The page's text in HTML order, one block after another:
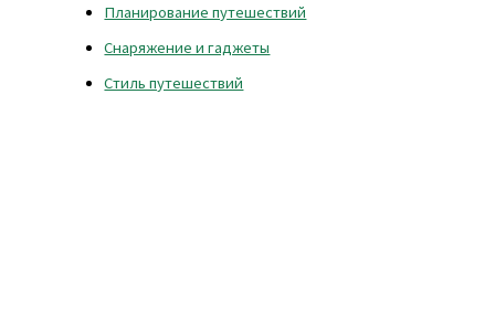
Планирование путешествий
Снаряжение и гаджеты
Стиль путешествий